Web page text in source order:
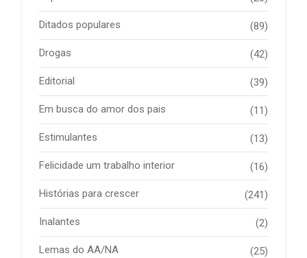
Ditados populares (89)
Drogas (42)
Editorial (39)
Em busca do amor dos pais (11)
Estimulantes (13)
Felicidade um trabalho interior (16)
Histórias para crescer (241)
Inalantes (2)
Lemas do AA/NA (25)